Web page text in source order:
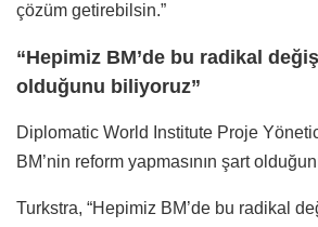
çözüm getirebilsin.”
“Hepimiz BM’de bu radikal
olduğunu biliyoruz”
Diplomatic World Institute Proje
BM’nin reform yapmasının şart
Turkstra, “Hepimiz BM’de bu radikal